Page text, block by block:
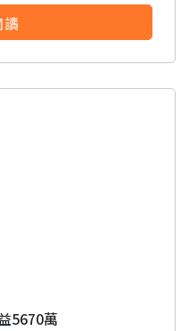
明星農產品「嘉義極
5670萬